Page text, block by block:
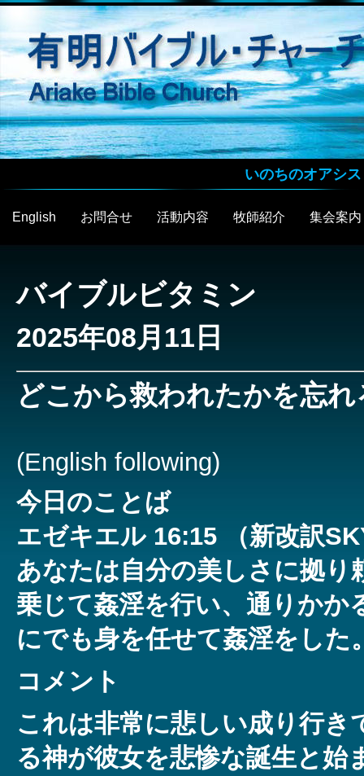
いのちのオアシス
English お問合せ 活動内容 牧師紹介 集会案内
バイブルビタミン
2025年08月11日
どこから救われたかを忘れ
(English following)
今日のことば
エゼキエル 16:15 （新改訳
あなたは自分の美しさに拠り
乗じて姦淫を行い、通りかか
にでも身を任せて姦淫をし
コメント
これは非常に悲しい成り行き
る神が彼女を悲惨な誕生と始